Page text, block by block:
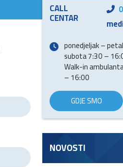
CALL
CENTAR
ponedjeljak –
subota 7:30 –
Walk-in
– 16:00
GDJE SMO
NOVOSTI